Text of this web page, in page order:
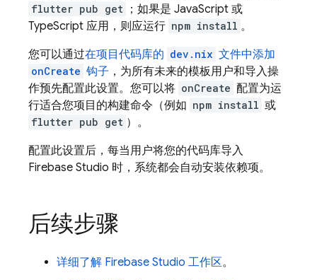
flutter pub get ；如果是 JavaScript 或
TypeScript 应用，则应运行 npm install 。
您可以通过在项目代码库的 dev.nix 文件中添加
onCreate 钩子 ，为所有未来的模板用户和导入操
作预先配置此设置。您可以将 onCreate 配置为运
行适合您项目的构建命令（例如 npm install 或
flutter pub get ）。
配置此设置后，每当用户将您的代码库导入
Firebase Studio 时，系统都会自动安装依赖项。
后续步骤
详细了解 Firebase Studio 工作区。